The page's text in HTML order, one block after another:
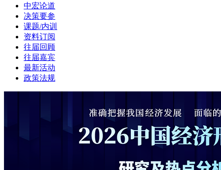
中宏论道
决策要参
课题/内训
资料订阅
往届回顾
往届嘉宾
最新活动
政策法规